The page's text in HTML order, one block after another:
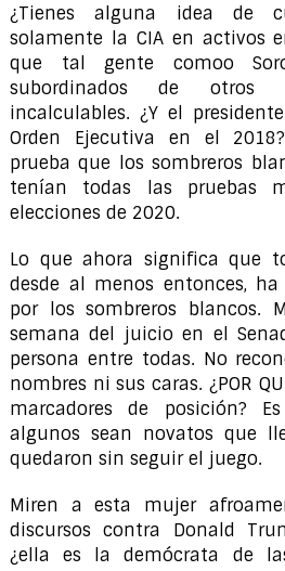
¿Tienes alguna idea de
solamente la CIA en activos
que tal gente comoo
subordinados de otros
incalculables. ¿Y el
Orden Ejecutiva en el
prueba que los sombreros
tenían todas las pruebas
elecciones de 2020.
Lo que ahora significa que
desde al menos entonces,
por los sombreros blancos.
semana del juicio en el
persona entre todas. No
nombres ni sus caras. ¿POR
marcadores de posición?
algunos sean novatos que
quedaron sin seguir el juego.
Miren a esta mujer
discursos contra Donald
¿ella es la demócrata de